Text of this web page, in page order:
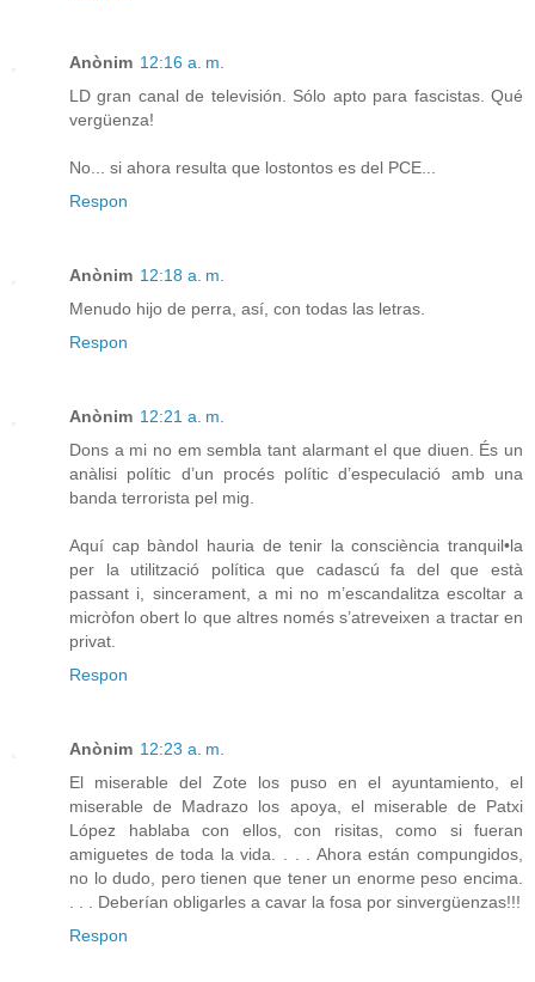
Anònim 12:16 a. m.
LD gran canal de televisión. Sólo apto para fascistas. Qué
vergüenza!
No... si ahora resulta que lostontos es del PCE...
Respon
Anònim 12:18 a. m.
Menudo hijo de perra, así, con todas las letras.
Respon
Anònim 12:21 a. m.
Dons a mi no em sembla tant alarmant el que diuen. És un
anàlisi polític d’un procés polític d’especulació amb una
banda terrorista pel mig.
Aquí cap bàndol hauria de tenir la consciència tranquil•la
per la utilització política que cadascú fa del que està
passant i, sincerament, a mi no m’escandalitza escoltar a
micròfon obert lo que altres només s’atreveixen a tractar en
privat.
Respon
Anònim 12:23 a. m.
El miserable del Zote los puso en el ayuntamiento, el
miserable de Madrazo los apoya, el miserable de Patxi
López hablaba con ellos, con risitas, como si fueran
amiguetes de toda la vida. . . . Ahora están compungidos,
no lo dudo, pero tienen que tener un enorme peso encima.
. . . Deberían obligarles a cavar la fosa por sinvergüenzas!!!
Respon